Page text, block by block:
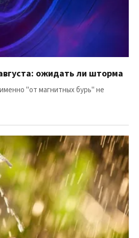
ожидать ли шторма
"от магнитных бурь" не